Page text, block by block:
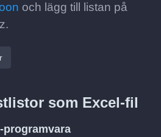
och lägg till listan på
som Excel-fil
programvara